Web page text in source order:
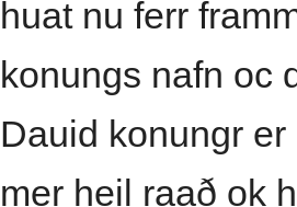
huat nu ferr
konungs nafn oc
Dauid konungr
mer heil raað ok